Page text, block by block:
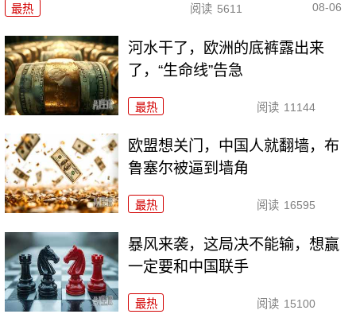
最热 阅读 5611 08-06
河水干了，欧洲的底裤露出来
了，“生命线”告急
最热 阅读 11144
欧盟想关门，中国人就翻墙，布
鲁塞尔被逼到墙角
最热 阅读 16595
暴风来袭，这局决不能输，想赢
一定要和中国联手
最热 阅读 15100